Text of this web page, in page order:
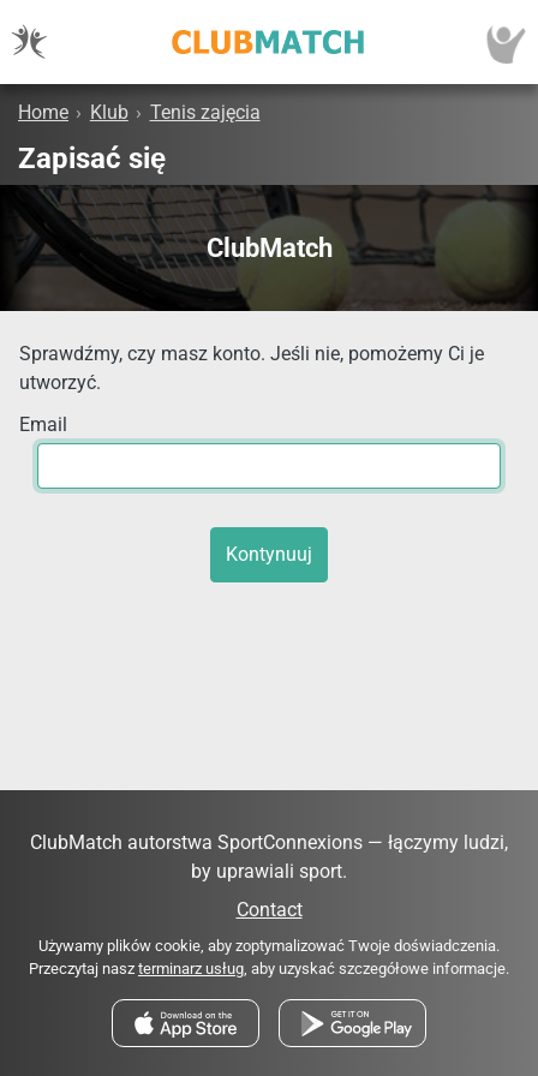
Home › Klub › Tenis zajęcia
Zapisać się
ClubMatch
Sprawdźmy, czy masz konto. Jeśli nie, pomożemy Ci je
utworzyć.
Email
Kontynuuj
ClubMatch autorstwa SportConnexions — łączymy ludzi,
by uprawiali sport.
Contact
Używamy plików cookie, aby zoptymalizować Twoje doświadczenia.
Przeczytaj nasz terminarz usług, aby uzyskać szczegółowe informacje.